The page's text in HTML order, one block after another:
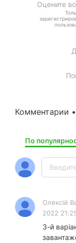
Оцените
Комментарии
По
Олексій
2022
3-й